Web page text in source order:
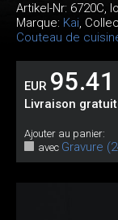
Artikel-Nr: 6720C,
Marque: Kai,
Couteau de
EUR 95.41
Livraison
Ajouter au panier:
avec Gravure